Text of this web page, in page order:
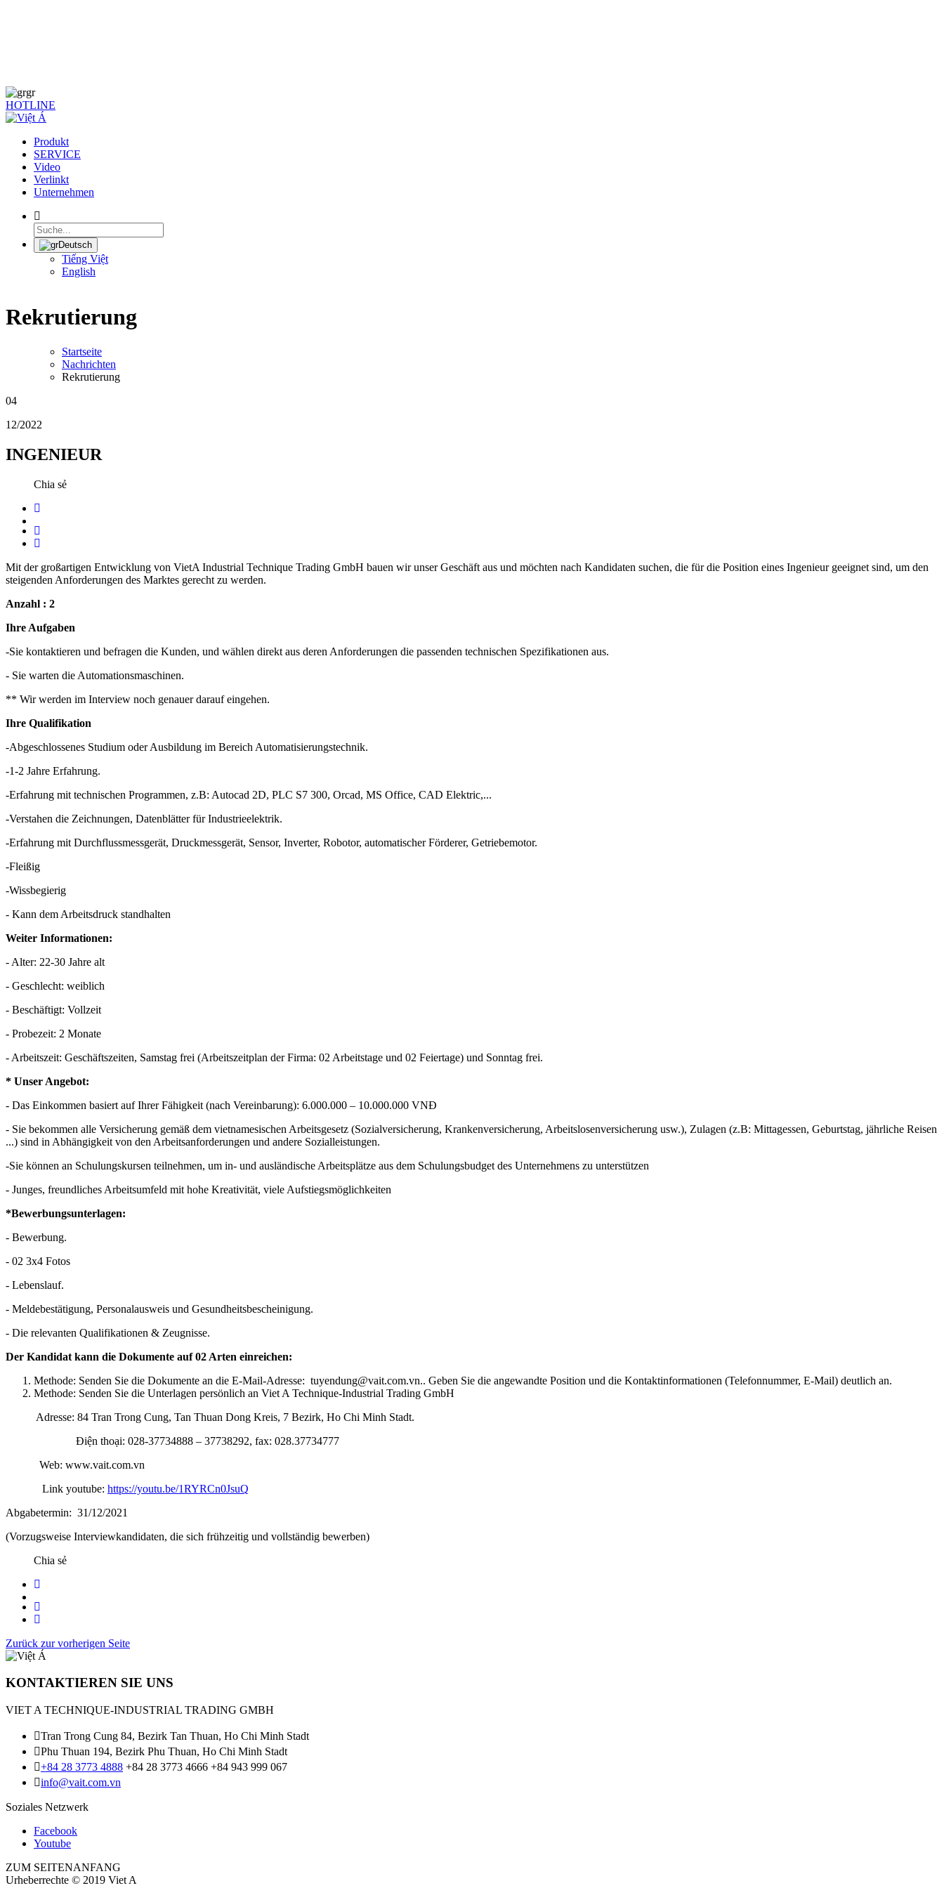
gr
HOTLINE
Produkt
SERVICE
Video
Verlinkt
Unternehmen
Deutsch
Tiếng Việt
English
Rekrutierung
Startseite
Nachrichten
Rekrutierung
04
12/2022
INGENIEUR
Chia sẻ
Mit der großartigen Entwicklung von VietA Industrial Technique Trading GmbH bauen wir unser Geschäft aus und möchten nach Kandidaten suchen, die für die Position eines Ingenieur geeignet sind, um den
steigenden Anforderungen des Marktes gerecht zu werden.
Anzahl : 2
Ihre Aufgaben
-Sie kontaktieren und befragen die Kunden, und wählen direkt aus deren Anforderungen die passenden technischen Spezifikationen aus.
- Sie warten die Automationsmaschinen.
** Wir werden im Interview noch genauer darauf eingehen.
Ihre Qualifikation
-Abgeschlossenes Studium oder Ausbildung im Bereich Automatisierungstechnik.
-1-2 Jahre Erfahrung.
-Erfahrung mit technischen Programmen, z.B: Autocad 2D, PLC S7 300, Orcad, MS Office, CAD Elektric,...
-Verstahen die Zeichnungen, Datenblätter für Industrieelektrik.
-Erfahrung mit Durchflussmessgerät, Druckmessgerät, Sensor, Inverter, Robotor, automatischer Förderer, Getriebemotor.
-Fleißig
-Wissbegierig
- Kann dem Arbeitsdruck standhalten
Weiter Informationen:
- Alter: 22-30 Jahre alt
- Geschlecht: weiblich
- Beschäftigt: Vollzeit
- Probezeit: 2 Monate
- Arbeitszeit: Geschäftszeiten, Samstag frei (Arbeitszeitplan der Firma: 02 Arbeitstage und 02 Feiertage) und Sonntag frei.
* Unser Angebot:
- Das Einkommen basiert auf Ihrer Fähigkeit (nach Vereinbarung): 6.000.000 – 10.000.000 VNĐ
- Sie bekommen alle Versicherung gemäß dem vietnamesischen Arbeitsgesetz (Sozialversicherung, Krankenversicherung, Arbeitslosenversicherung usw.), Zulagen (z.B: Mittagessen, Geburtstag, jährliche Reisen
...) sind in Abhängigkeit von den Arbeitsanforderungen und andere Sozialleistungen.
-Sie können an Schulungskursen teilnehmen, um in- und ausländische Arbeitsplätze aus dem Schulungsbudget des Unternehmens zu unterstützen
- Junges, freundliches Arbeitsumfeld mit hohe Kreativität, viele Aufstiegsmöglichkeiten
*Bewerbungsunterlagen:
- Bewerbung.
- 02 3x4 Fotos
- Lebenslauf.
- Meldebestätigung, Personalausweis und Gesundheitsbescheinigung.
- Die relevanten Qualifikationen & Zeugnisse.
Der Kandidat kann die Dokumente auf 02 Arten einreichen:
Methode: Senden Sie die Dokumente an die E-Mail-Adresse: tuyendung@vait.com.vn.. Geben Sie die angewandte Position und die Kontaktinformationen (Telefonnummer, E-Mail) deutlich an.
Methode: Senden Sie die Unterlagen persönlich an Viet A Technique-Industrial Trading GmbH
Adresse: 84 Tran Trong Cung, Tan Thuan Dong Kreis, 7 Bezirk, Ho Chi Minh Stadt.
Điện thoại: 028-37734888 – 37738292, fax: 028.37734777
Web: www.vait.com.vn
Link youtube: https://youtu.be/1RYRCn0JsuQ
Abgabetermin: 31/12/2021
(Vorzugsweise Interviewkandidaten, die sich frühzeitig und vollständig bewerben)
Chia sẻ
Zurück zur vorherigen Seite
KONTAKTIEREN SIE UNS
VIET A TECHNIQUE-INDUSTRIAL TRADING GMBH
Tran Trong Cung 84, Bezirk Tan Thuan, Ho Chi Minh Stadt
Phu Thuan 194, Bezirk Phu Thuan, Ho Chi Minh Stadt
+84 28 3773 4888 +84 28 3773 4666 +84 943 999 067
info@vait.com.vn
Soziales Netzwerk
Facebook
Youtube
ZUM SEITENANFANG
Urheberrechte © 2019 Viet A